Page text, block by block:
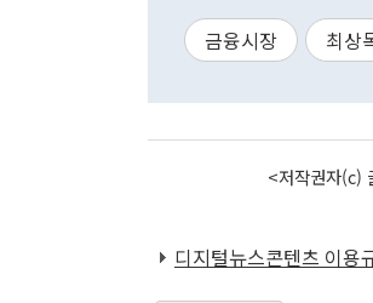
금융시장 최상
<저작권자(c)
디지털뉴스콘텐츠 이용